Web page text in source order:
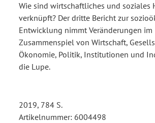
Wie sind wirtschaftliches und soziales
verknüpft? Der dritte Bericht zur
Entwicklung nimmt Veränderungen im
Zusammenspiel von Wirtschaft,
Ökonomie, Politik, Institutionen und
die Lupe.
2019, 784 S.
Artikelnummer: 6004498